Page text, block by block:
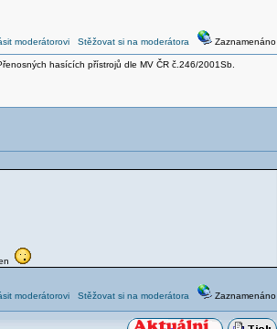
moderátorovi Stěžovat si na moderátora Zaznamenáno
hasících přístrojů dle MV ČR č.246/2001Sb.
moderátorovi Stěžovat si na moderátora Zaznamenáno